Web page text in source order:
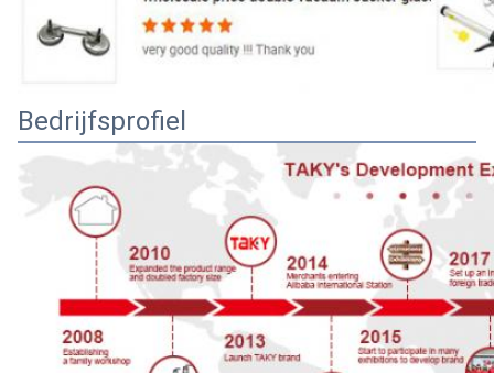
Bedrijfsprofiel